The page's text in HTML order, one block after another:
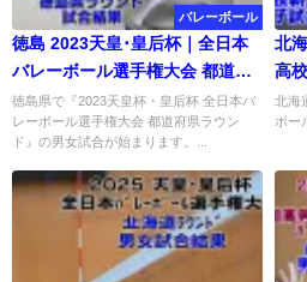
バレーボール
徳島 2023天皇･皇后杯｜全日本
バレーボール選手権大会 都道府
県ラウンド 試合結果
徳島県で『2023天皇杯・皇后杯 全日本バ
レーボール選手権大会 都道府県ラウン
ド』の男女試合が始まります。...
北
高
子
北海
ボー